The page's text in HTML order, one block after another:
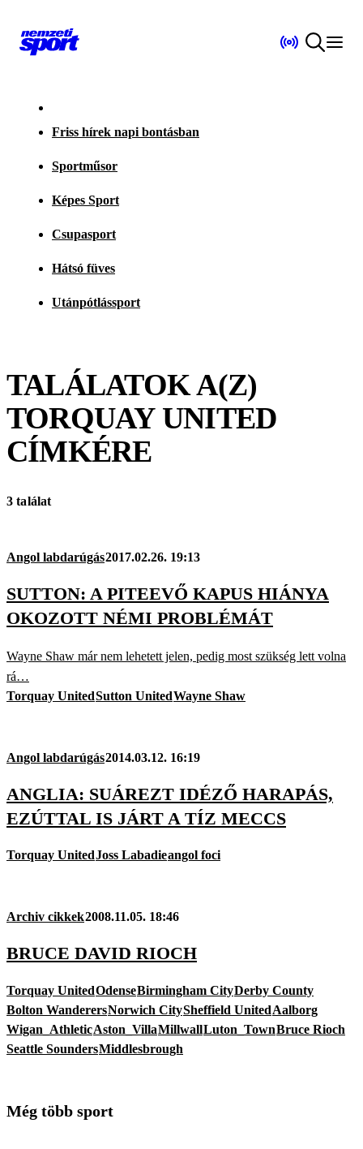
Friss hírek napi bontásban
Sportműsor
Képes Sport
Csupasport
Hátsó füves
Utánpótlássport
TALÁLATOK A(Z)
TORQUAY UNITED
CÍMKÉRE
3 találat
Angol labdarúgás2017.02.26. 19:13
SUTTON: A PITEEVŐ KAPUS HIÁNYA
OKOZOTT NÉMI PROBLÉMÁT
Wayne Shaw már nem lehetett jelen, pedig most szükség lett volna
rá…
Torquay UnitedSutton UnitedWayne Shaw
Angol labdarúgás2014.03.12. 16:19
ANGLIA: SUÁREZT IDÉZŐ HARAPÁS,
EZÚTTAL IS JÁRT A TÍZ MECCS
Torquay UnitedJoss Labadieangol foci
Archiv cikkek2008.11.05. 18:46
BRUCE DAVID RIOCH
Torquay UnitedOdenseBirmingham CityDerby County
Bolton WanderersNorwich CitySheffield UnitedAalborg
Wigan_AthleticAston_VillaMillwallLuton_TownBruce Rioch
Seattle SoundersMiddlesbrough
Még több sport